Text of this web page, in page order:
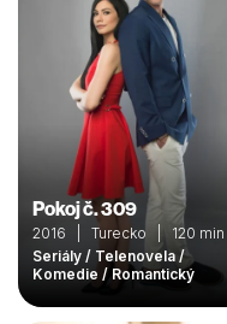
Pokoj č. 309
2016 | Turecko | 120 min
Seriály / Telenovela /
Komedie / Romantický